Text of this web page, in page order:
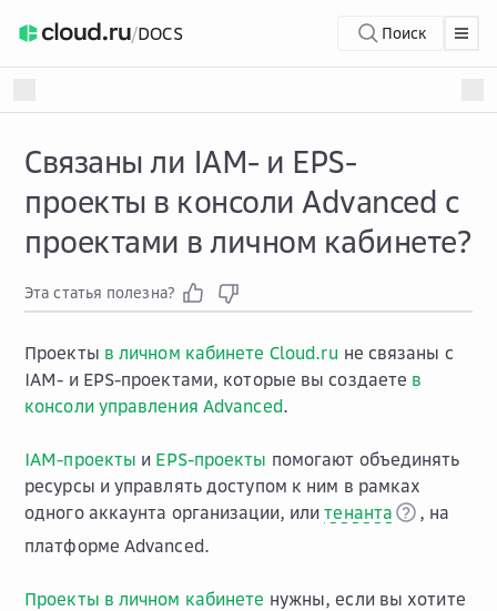
/DOCS Поиск
Связаны ли IAM- и EPS-
проекты в консоли Advanced с
проектами в личном кабинете?
Эта статья полезна?
Проекты в личном кабинете Cloud.ru не связаны с
IAM- и EPS-проектами, которые вы создаете в
консоли управления Advanced.
IAM-проекты и EPS-проекты помогают объединять
ресурсы и управлять доступом к ним в рамках
одного аккаунта организации, илитенанта
, на
платформе Advanced.
Проекты в личном кабинете нужны, если вы хотите